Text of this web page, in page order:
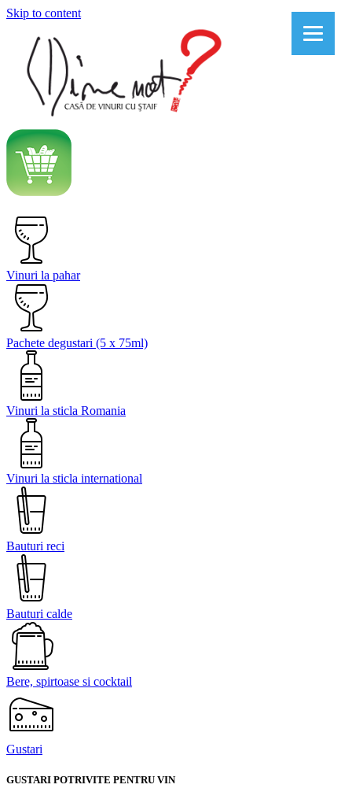
Skip to content
Vinuri la pahar
Pachete degustari (5 x 75ml)
Vinuri la sticla Romania
Vinuri la sticla international
Bauturi reci
Bauturi calde
Bere, spirtoase si cocktail
Gustari
GUSTARI POTRIVITE PENTRU VIN